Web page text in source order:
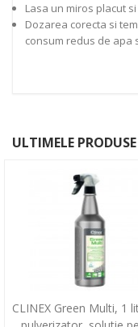
Lasa un miros placut
Dozarea corecta si
consum redus de apa
ULTIMELE
CLINEX Green Multi, 1